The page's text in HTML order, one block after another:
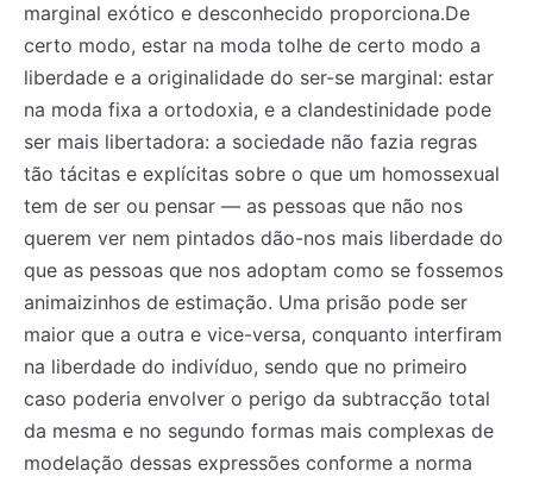
marginal exótico e desconhecido proporciona.De
certo modo, estar na moda tolhe de certo modo a
liberdade e a originalidade do ser-se marginal: estar
na moda fixa a ortodoxia, e a clandestinidade pode
ser mais libertadora: a sociedade não fazia regras
tão tácitas e explícitas sobre o que um homossexual
tem de ser ou pensar — as pessoas que não nos
querem ver nem pintados dão-nos mais liberdade do
que as pessoas que nos adoptam como se fossemos
animaizinhos de estimação. Uma prisão pode ser
maior que a outra e vice-versa, conquanto interfiram
na liberdade do indivíduo, sendo que no primeiro
caso poderia envolver o perigo da subtracção total
da mesma e no segundo formas mais complexas de
modelação dessas expressões conforme a norma